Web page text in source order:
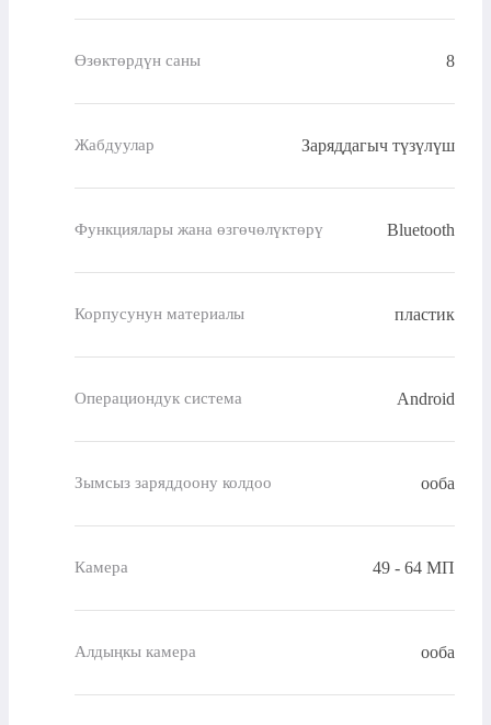
Өзөктөрдүн саны 8
Жабдуулар Заряддагыч түзүлүш
Функциялары жана өзгөчөлүктөрү Bluetooth
Корпусунун материалы пластик
Операциондук система Android
Зымсыз заряддоону колдоо ооба
Камера 49 - 64 МП
Алдыңкы камера ооба